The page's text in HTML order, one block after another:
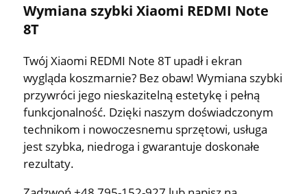
Wymiana szybki Xiaomi REDMI Note
8T
Twój Xiaomi REDMI Note 8T upadł i ekran
wygląda koszmarnie? Bez obaw! Wymiana szybki
przywróci jego nieskazitelną estetykę i pełną
funkcjonalność. Dzięki naszym doświadczonym
technikom i nowoczesnemu sprzętowi, usługa
jest szybka, niedroga i gwarantuje doskonałe
rezultaty.